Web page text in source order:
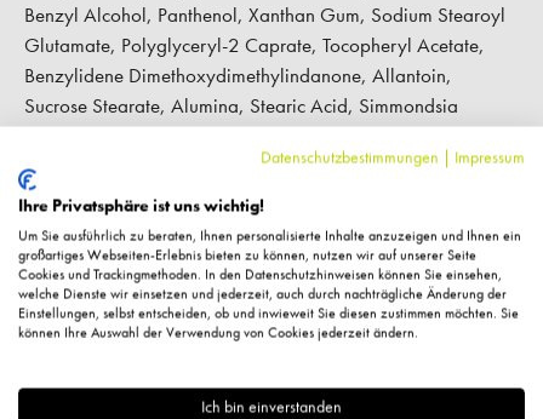
Benzyl Alcohol, Panthenol, Xanthan Gum, Sodium Stearoyl
Glutamate, Polyglyceryl-2 Caprate, Tocopheryl Acetate,
Benzylidene Dimethoxydimethylindanone, Allantoin,
Sucrose Stearate, Alumina, Stearic Acid, Simmondsia
Caprylate, Calcium Alginate, Glycine Soja Oil [Soybean],
Lactobacillus Ferment, Squalane, Ectoin, Lecithin, Ascorbyl
Palmitate, Tocopherol
Warn- und Sicherheitshinweise
Hersteller-Kontaktinformationen
Datenschutzbestimmungen | Impressum
Ihre Privatsphäre ist uns wichtig!
Um Sie ausführlich zu beraten, Ihnen personalisierte Inhalte anzuzeigen und Ihnen ein
großartiges Webseiten-Erlebnis bieten zu können, nutzen wir auf unserer Seite
Cookies und Trackingmethoden. In den Datenschutzhinweisen können Sie einsehen,
welche Dienste wir einsetzen und jederzeit, auch durch nachträgliche Änderung der
Einstellungen, selbst entscheiden, ob und inwieweit Sie diesen zustimmen möchten. Sie
können Ihre Auswahl der Verwendung von Cookies jederzeit ändern.
Ich bin einverstanden